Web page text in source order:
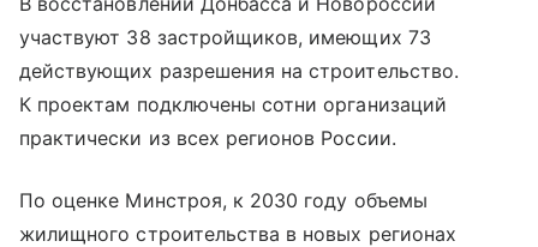
участвуют 38 застройщиков, имеющих 73
действующих разрешения на строительство.
К проектам подключены сотни организаций
практически из всех регионов России.
По оценке Минстроя, к 2030 году объемы
жилищного строительства в новых регионах